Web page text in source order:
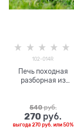
102-014R
Печь походная
разборная из
540 руб.
270 руб.
выгода 270 руб. или50%